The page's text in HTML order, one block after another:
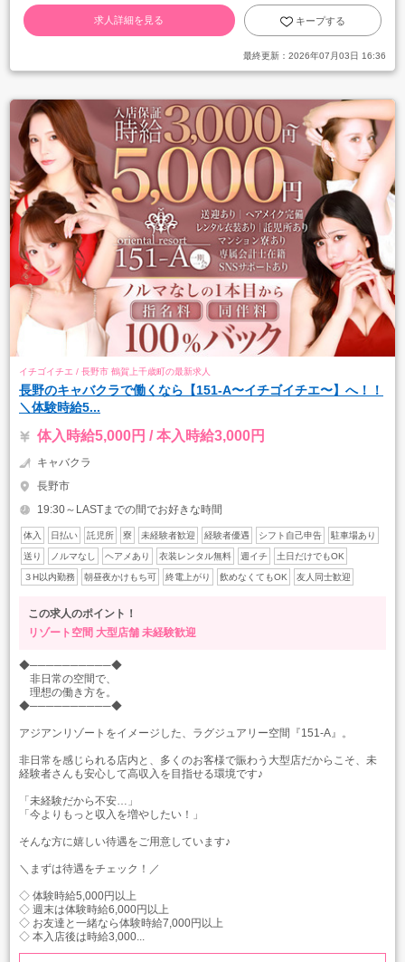
求人詳細を見る キープする
最終更新： 2026年07月03日 16:36
イチゴイチエ / 長野市 鶴賀上千歳町の最新求人
長野のキャバクラで働くなら【151-A〜イチゴイチエ〜】へ！！
＼体験時給5...
体入時給5,000円 / 本入時給3,000円
キャバクラ
長野市
19:30～LASTまでの間でお好きな時間
体入 日払い 託児所 寮 未経験者歓迎 経験者優遇 シフト自己申告 駐車場あり
送り ノルマなし ヘアメあり 衣装レンタル無料 週イチ 土日だけでもOK
３H以内勤務 朝昼夜かけもち可 終電上がり 飲めなくてもOK 友人同士歓迎
この求人のポイント！
リゾート空間 大型店舗 未経験歓迎
◆──────────◆
非日常の空間で、
理想の働き方を。
◆──────────◆
アジアンリゾートをイメージした、ラグジュアリー空間『151-A』。
非日常を感じられる店内と、多くのお客様で賑わう大型店だからこそ、未
経験者さんも安心して高収入を目指せる環境です♪
「未経験だから不安…」
「今よりもっと収入を増やしたい！」
そんな方に嬉しい待遇をご用意しています♪
＼まずは待遇をチェック！／
◇ 体験時給5,000円以上
◇ 週末は体験時給6,000円以上
◇ お友達と一緒なら体験時給7,000円以上
◇ 本入店後は時給3,000...